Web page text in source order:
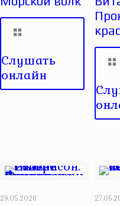
Слушать
онлайн
29.05.2026